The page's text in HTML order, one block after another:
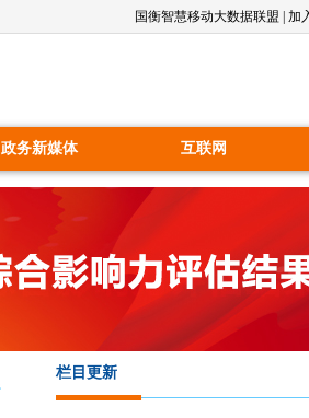
国衡智慧移动大数据联盟 加
政务新媒体 互联网
栏目更新